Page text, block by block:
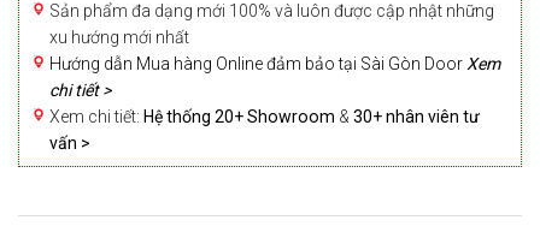
Sản phẩm đa dạng mới 100% và luôn được cập nhật những
xu hướng mới nhất
Hướng dẫn Mua hàng Online đảm bảo tại Sài Gòn Door Xem
chi tiết >
Xem chi tiết: Hệ thống 20+ Showroom & 30+ nhân viên tư
vấn >